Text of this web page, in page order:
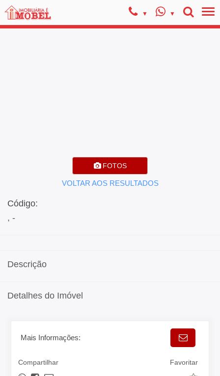
FOTOS
VOLTAR AOS RESULTADOS
Código:
, -
Descrição
Detalhes do Imóvel
Mais Informações:
Compartilhar Favoritar